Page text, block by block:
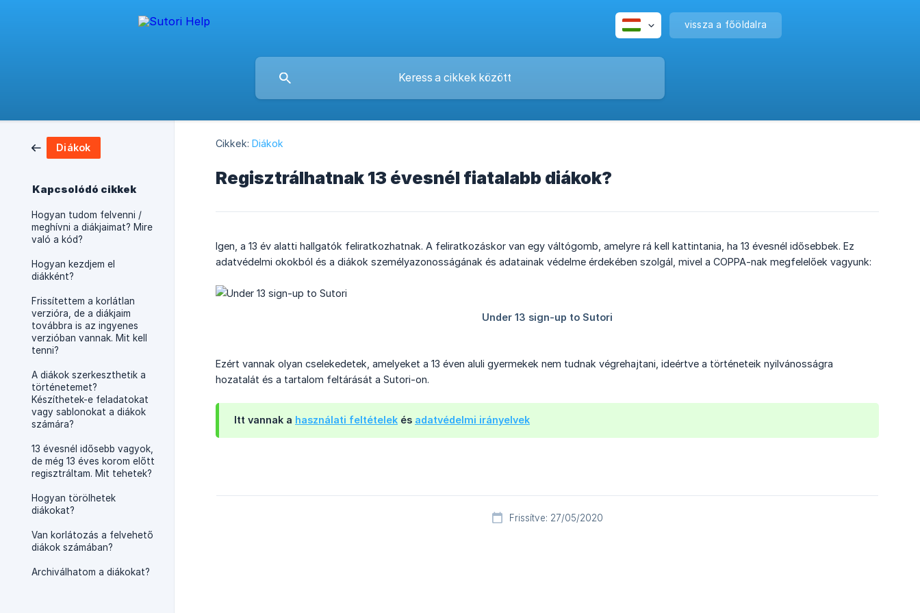
vissza a főöldalra
Diákok
Kapcsolódó cikkek
Hogyan tudom felvenni /
meghívni a diákjaimat? Mire
való a kód?
Hogyan kezdjem el
diákként?
Frissítettem a korlátlan
verzióra, de a diákjaim
továbbra is az ingyenes
verzióban vannak. Mit kell
tenni?
A diákok szerkeszthetik a
történetemet?
Készíthetek-e feladatokat
vagy sablonokat a diákok
számára?
13 évesnél idősebb vagyok,
de még 13 éves korom előtt
regisztráltam. Mit tehetek?
Hogyan törölhetek
diákokat?
Van korlátozás a felvehető
diákok számában?
Archiválhatom a diákokat?
Cikkek: Diákok
Regisztrálhatnak 13 évesnél fiatalabb diákok?
Igen, a 13 év alatti hallgatók feliratkozhatnak. A feliratkozáskor van egy váltógomb, amelyre rá kell kattintania, ha 13 évesnél idősebbek. Ez
adatvédelmi okokból és a diákok személyazonosságának és adatainak védelme érdekében szolgál, mivel a COPPA-nak megfelelőek vagyunk:
Ezért vannak olyan cselekedetek, amelyeket a 13 éven aluli gyermekek nem tudnak végrehajtani, ideértve a történeteik nyilvánosságra
hozatalát és a tartalom feltárását a Sutori-on.
Itt vannak a használati feltételek és adatvédelmi irányelvek
Frissítve: 27/05/2020